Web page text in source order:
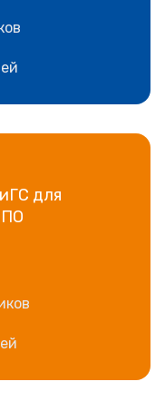
для